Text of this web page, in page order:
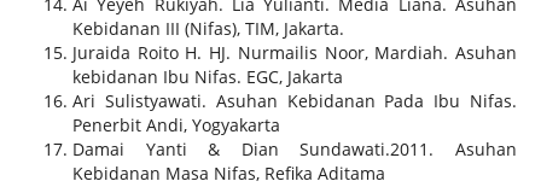
Kebidanan III (Nifas), TIM, Jakarta.
Juraida Roito H. HJ. Nurmailis Noor, Mardiah. Asuhan
kebidanan Ibu Nifas. EGC, Jakarta
Ari Sulistyawati. Asuhan Kebidanan Pada Ibu Nifas.
Penerbit Andi, Yogyakarta
Damai Yanti & Dian Sundawati.2011. Asuhan
Kebidanan Masa Nifas, Refika Aditama